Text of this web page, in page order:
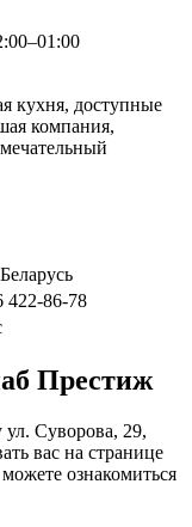
кухня, доступные
компания,
422-86-78
Престиж
Суворова, 29,
вас на странице
ознакомиться